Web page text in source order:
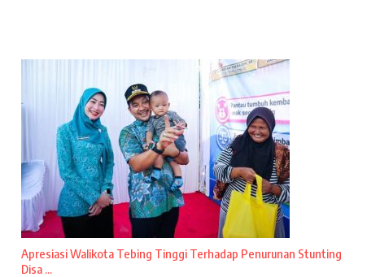
Apresiasi Walikota Tebing Tinggi Terhadap Penurunan Stunting
Disa ...